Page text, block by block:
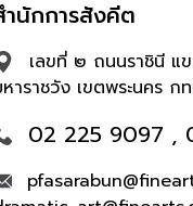
นักการสังคีต
เลขที่ ๒ ถนนราชินี แ
าราชวัง เขตพระนคร ก
02 225 9097 ,